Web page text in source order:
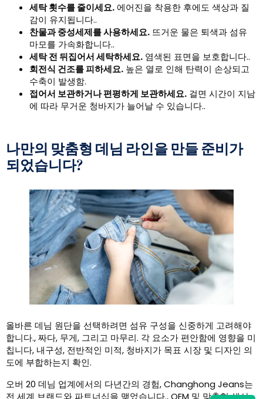
세탁 횟수를 줄이세요.에어진을 착용한 후에도 색상과 질
감이 유지됩니다..
찬물과 중성세제를 사용하세요. 뜨거운 물은 퇴색과 섬유
마모를 가속화합니다..
세탁 전 뒤집어서 세탁하세요. 염색된 표면을 보호합니다..
회전식 건조를 피하세요. 높은 열로 인해 탄력이 손상되고
수축이 발생함.
접어서 보관하거나 편평하게 보관하세요. 걸면 시간이 지남
에 따라 무거운 청바지가 늘어날 수 있습니다..
나만의 맞춤형 데님 라인을 만들 준비가
되었습니다?
올바른 데님 원단을 선택하려면 섬유 구성을 신중하게 고려해야
합니다., 짜다, 무게, 그리고 마무리. 각 요소가 편안함에 영향을 미
칩니다, 내구성, 전반적인 미적, 청바지가 목표 시장 및 디자인 의
도에 부합하는지 확인.
오버 20 데님 업계에서의 다년간의 경험, Changhong Jeans는